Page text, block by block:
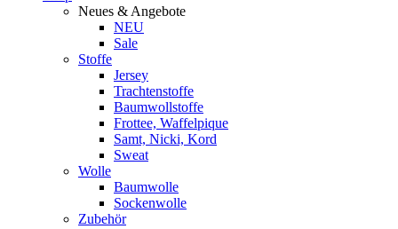
Neues & Angebote
NEU
Sale
Stoffe
Jersey
Trachtenstoffe
Baumwollstoffe
Frottee, Waffelpique
Samt, Nicki, Kord
Sweat
Wolle
Baumwolle
Sockenwolle
Zubehör